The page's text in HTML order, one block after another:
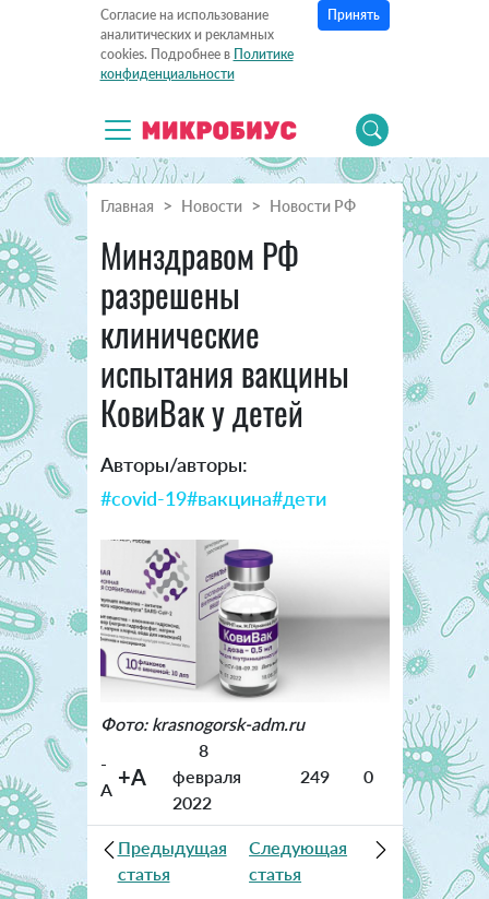
Согласие на использование
аналитических и рекламных
cookies. Подробнее в Политике
конфиденциальности
Принять
Главная Новости Новости РФ
Минздравом РФ
разрешены
клинические
испытания вакцины
КовиВак у детей
Авторы/авторы:
#covid-19#вакцина#дети
Фото: krasnogorsk-adm.ru
-
A +A
8
февраля
2022
249 0
Предыдущая
статья
Следующая
статья